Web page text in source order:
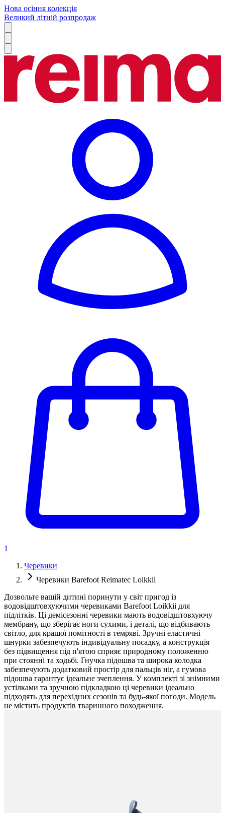
Нова осіння колекція
Великий літній розпродаж
1
Черевики
Черевики Barefoot Reimatec Loikkii
Дозвольте вашій дитині поринути у світ пригод із
водовідштовхуючими черевиками Barefoot Loikkii для
підлітків. Ці демісезонні черевики мають водовідштовхуючу
мембрану, що зберігає ноги сухими, і деталі, що відбивають
світло, для кращої помітності в темряві. Зручні еластичні
шнурки забезпечують індивідуальну посадку, а конструкція
без підвищення під п'ятою сприяє природному положенню
при стоянні та ходьбі. Гнучка підошва та широка колодка
забезпечують додатковий простір для пальців ніг, а гумова
підошва гарантує ідеальне зчеплення. У комплекті зі знімними
устілками та зручною підкладкою ці черевики ідеально
підходять для перехідних сезонів та будь-якої погоди. Модель
не містить продуктів тваринного походження.